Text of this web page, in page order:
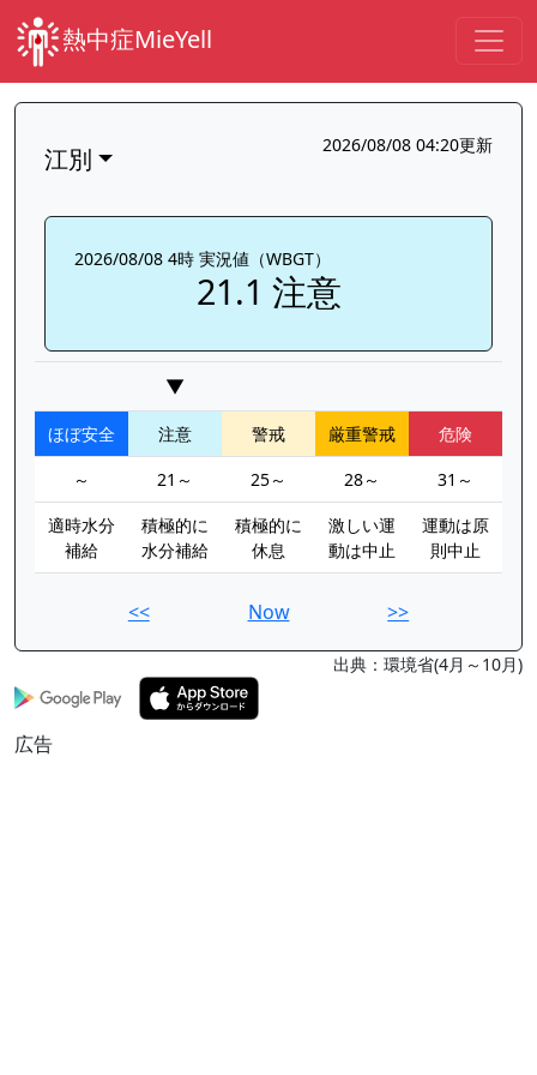
熱中症MieYell
江別 2026/08/08 04:20更新
2026/08/08 4時 実況値（WBGT）
21.1 注意
▼
ほぼ安全 注意 警戒 厳重警戒
危険
～
21～ 25～ 28～
31～
適時水分
補給
積極的に
水分補給
積極的に
休息
激しい運
動は中止
運動は原
則中止
<< Now >>
出典：環境省(4月～10月)
広告